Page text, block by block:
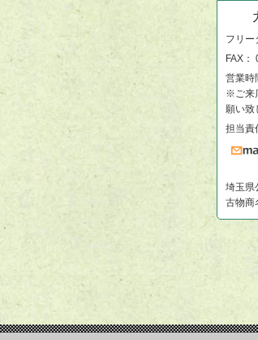
フリー
FAX：
営業時
※ご来
願い致
担当責
埼玉県
古物商